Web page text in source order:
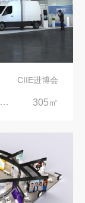
CIIE进博会
中国国际进口博览会CIIE|上海国家会展中心 305㎡